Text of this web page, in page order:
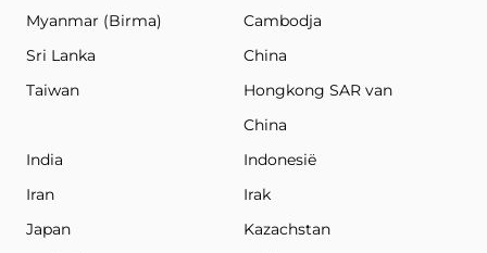
Myanmar (Birma)
Cambodja
Sri Lanka
China
Taiwan
Hongkong SAR van
China
India
Indonesië
Iran
Irak
Japan
Kazachstan